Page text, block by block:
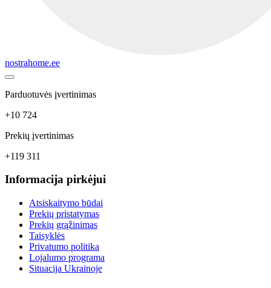
nostrahome.ee
Parduotuvės įvertinimas
+10 724
Prekių įvertinimas
+119 311
Informacija pirkėjui
Atsiskaitymo būdai
Prekių pristatymas
Prekių grąžinimas
Taisyklės
Privatumo politika
Lojalumo programa
Situacija Ukrainoje